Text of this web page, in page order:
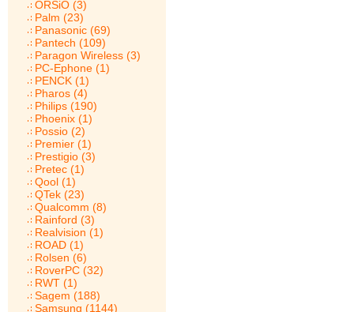
ORSiO (3)
Palm (23)
Panasonic (69)
Pantech (109)
Paragon Wireless (3)
PC-Ephone (1)
PENCK (1)
Pharos (4)
Philips (190)
Phoenix (1)
Possio (2)
Premier (1)
Prestigio (3)
Pretec (1)
Qool (1)
QTek (23)
Qualcomm (8)
Rainford (3)
Realvision (1)
ROAD (1)
Rolsen (6)
RoverPC (32)
RWT (1)
Sagem (188)
Samsung (1144)